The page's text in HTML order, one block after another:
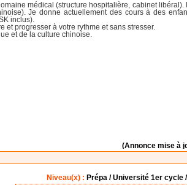
médical (structure hospitalière, cabinet libéral).
Je donne actuellement des cours à des
inclus).
et progresser à votre rythme et sans stresser.
et de la culture chinoise.
(Annonce mise à
Niveau(x) : Prépa / Université 1er cycle